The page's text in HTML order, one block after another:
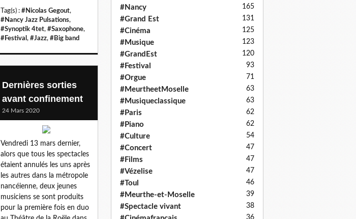
Tag(s) : #Nicolas Gegout,
#Nancy Jazz Pulsations,
#Synoptik 4tet, #Saxophone,
#Festival , #Jazz, #Big band
Dernières sorties
avant confinement
24 Mars 2020
Vendredi 13 mars dernier,
alors que tous les spectacles
étaient annulés les uns après
les autres dans la métropole
nancéienne, deux jeunes
musiciens se sont produits
pour la première fois en duo
#Nancy 165
#Grand Est 131
#Cinéma 125
#Musique 123
#GrandEst 120
#Festival 93
#Orgue 71
#MeurtheetMoselle 63
#Musiqueclassique 63
#Paris 62
#Piano 62
#Culture 54
#Concert 47
#Films 47
#Vézelise 47
#Toul 46
#Meurthe-et-Moselle 39
#Spectacle vivant 38
36